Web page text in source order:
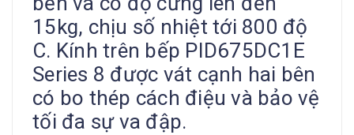
15kg, chịu số nhiệt tới 800 độ
C. Kính trên bếp PID675DC1E
Series 8 được vát cạnh hai bên
có bo thép cách điệu và bảo vệ
tối đa sự va đập.